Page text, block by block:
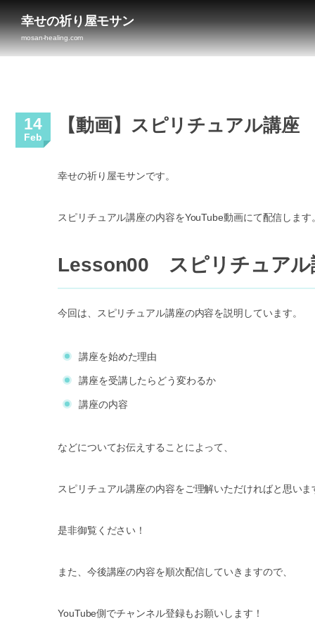
幸せの祈り屋モサン
mosan-healing.com
14
Feb
【動画】スピリチュアル講
幸せの祈り屋モサンです。
スピリチュアル講座の内容をYouTube動画にて配信します
Lesson00 スピリチュアル
今回は、スピリチュアル講座の内容を説明しています。
講座を始めた理由
講座を受講したらどう変わるか
講座の内容
などについてお伝えすることによって、
スピリチュアル講座の内容をご理解いただければと思いま
是非御覧ください！
また、今後講座の内容を順次配信していきますので、
YouTube側でチャンネル登録もお願いします！